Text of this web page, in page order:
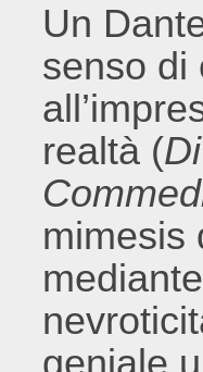
Un
senso di
realtà (
mimesis
geniale